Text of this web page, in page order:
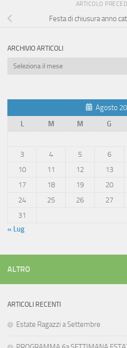
ARTICOLO
Festa di chiusura anno
ARCHIVIO ARTICOLI
Archivio
Agosto
L
M M G
3
4 5 6
10
11 12 13
17
18 19 20
24
25 26 27
31
« Lug
ALTRO
ARTICOLI RECENTI
Estate Ragazzi a Settembre